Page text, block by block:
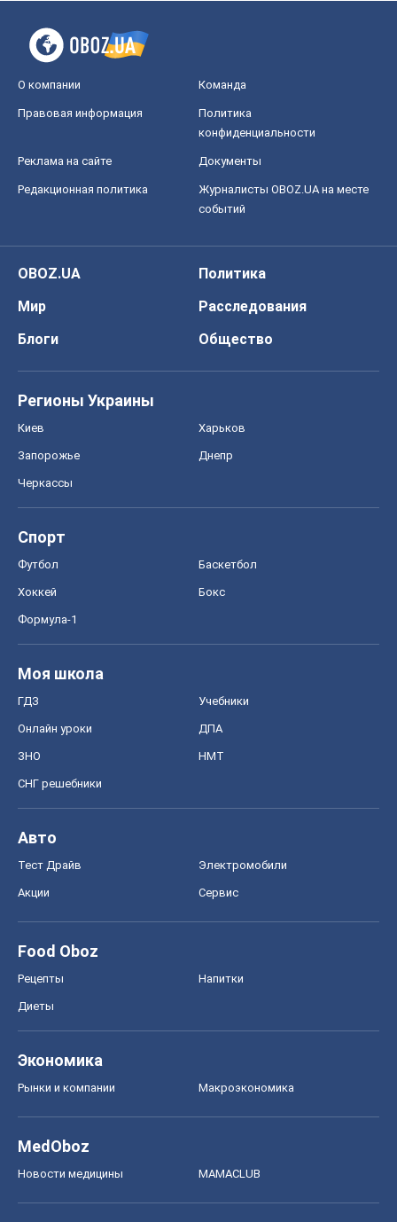
О компании Команда
Правовая информация
Политика
конфиденциальности
Реклама на сайте Документы
Редакционная политика
Журналисты OBOZ.UA на месте
событий
OBOZ.UA
Политика
Мир
Расследования
Блоги
Общество
Регионы Украины
Киев Харьков
Запорожье Днепр
Черкассы
Спорт
Футбол Баскетбол
Хоккей Бокс
Формула-1
Моя школа
ГДЗ Учебники
Онлайн уроки ДПА
ЗНО НМТ
СНГ решебники
Авто
Тест Драйв Электромобили
Акции Сервис
Food Oboz
Рецепты Напитки
Диеты
Экономика
Рынки и компании Mакроэкономика
MedOboz
Новости медицины MAMACLUB